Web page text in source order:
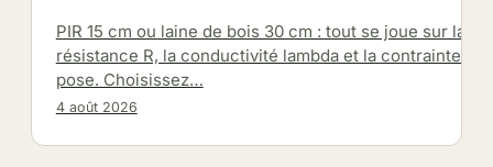
4 août 2026
PIR 15 cm ou laine de bois 30 cm : tout se joue sur la
résistance R, la conductivité lambda et la contrainte de
pose. Choisissez…